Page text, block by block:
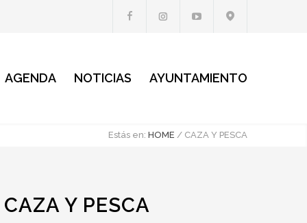
AGENDA NOTICIAS AYUNTAMIENTO
Estás en: HOME / CAZA Y PESCA
CAZA Y PESCA